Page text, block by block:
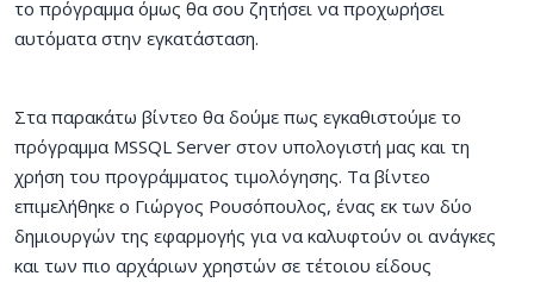
το πρόγραμμα όμως θα σου ζητήσει να προχωρήσει
αυτόματα στην εγκατάσταση.
Στα παρακάτω βίντεο θα δούμε πως εγκαθιστούμε το
πρόγραμμα MSSQL Server στον υπολογιστή μας και τη
χρήση του προγράμματος τιμολόγησης. Τα βίντεο
επιμελήθηκε ο Γιώργος Ρουσόπουλος, ένας εκ των δύο
δημιουργών της εφαρμογής για να καλυφτούν οι ανάγκες
και των πιο αρχάριων χρηστών σε τέτοιου είδους